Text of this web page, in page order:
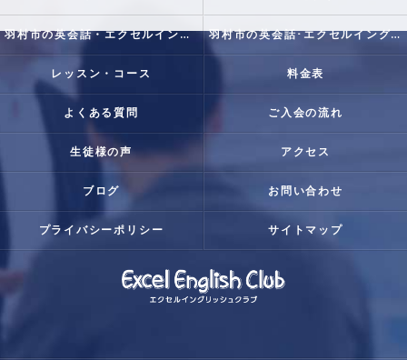
羽村市の英会話・エクセルイングリッシュクラブの口コミ情報 羽村市の英会話･エクセルイングリッシュクラブの評判
レッスン・コース 料金表
よくある質問 ご入会の流れ
生徒様の声 アクセス
ブログ お問い合わせ
プライバシーポリシー サイトマップ